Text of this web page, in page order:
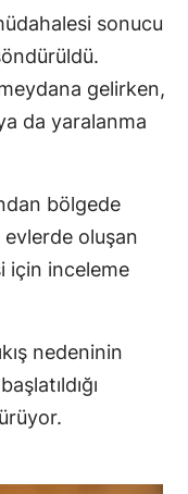
sonucu
gelirken,
da yaralanma
bölgede
evlerde oluşan
için inceleme
nedeninin